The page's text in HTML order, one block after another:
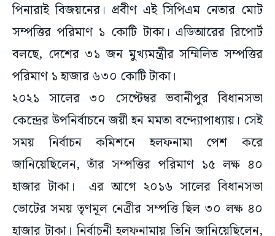
পিনারাই বিজয়নের। প্রবীণ এই সিপিএম নেতার মোট
সম্পত্তির পরিমাণ ১ কোটি টাকা। এডিআরের রিপোর্ট
বলছে, দেশের ৩১ জন মুখ্যমন্ত্রীর সম্মিলিত সম্পত্তির
পরিমাণ ১ হাজার ৬৩০ কোটি টাকা।
২০২১ সালের ৩০ সেপ্টেম্বর ভবানীপুর বিধানসভা
কেন্দ্রের উপনির্বাচনে জয়ী হন মমতা বন্দ্যোপাধ্যায়। সেই
সময় নির্বাচন কমিশনে হলফনামা পেশ করে
জানিয়েছিলেন, তাঁর সম্পত্তির পরিমাণ ১৫ লক্ষ ৪০
হাজার টাকা। এর আগে ২০১৬ সালের বিধানসভা
ভোটের সময় তৃণমূল নেত্রীর সম্পত্তি ছিল ৩০ লক্ষ ৪০
হাজার টাকা। নির্বাচনী হলফনামায় তিনি জানিয়েছিলেন,